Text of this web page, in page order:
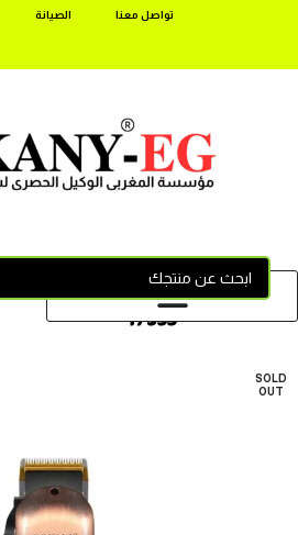
تواصل معنا الصيانة
17355
SOLD
OUT